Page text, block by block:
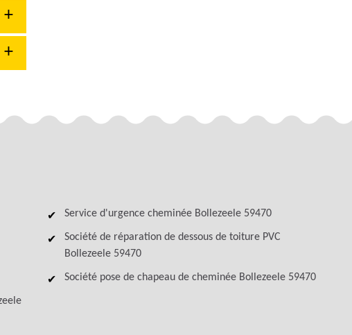
Service d'urgence cheminée Bollezeele 59470
Société de réparation de dessous de toiture PVC
Bollezeele 59470
Société pose de chapeau de cheminée Bollezeele 59470